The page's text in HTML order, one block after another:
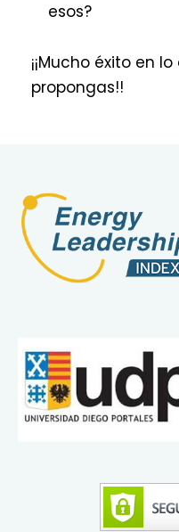
esos?
¡¡Mucho éxito en
propongas!!